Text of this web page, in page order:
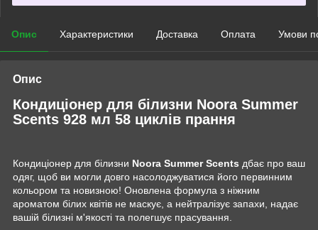
Опис Характеристики Доставка Оплата Умови
Опис
Кондиціонер для білизни Noora Summer
Scents 928 мл 58 циклів прання
Кондиціонер для білизни Noora Summer Scents дбає про ваш
одяг, щоб ви могли довго насолоджуватися його первинним
кольором та новизною! Оновлена формула з ніжним
ароматом білих квітів не маскує, а нейтралізує запахи, надає
вашій білизні м'якості та полегшує прасування.